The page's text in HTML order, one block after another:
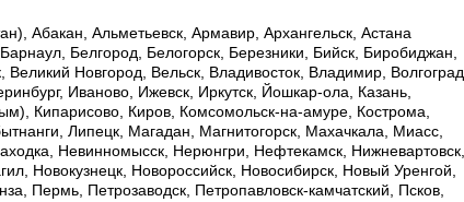
Абакан, Альметьевск, Армавир, Архангельск, Астана
Белгород, Белогорск, Березники, Бийск, Биробиджан,
Новгород, Вельск, Владивосток, Владимир, Волгоград,
Иваново, Ижевск, Иркутск, Йошкар-ола, Казань,
Кипарисово, Киров, Комсомольск-на-амуре, Кострома,
Липецк, Магадан, Магнитогорск, Махачкала, Миасс,
Невинномысск, Нерюнгри, Нефтекамск, Нижневартовск,
Новокузнецк, Новороссийск, Новосибирск, Новый Уренгой,
Пермь, Петрозаводск, Петропавловск-камчатский, Псков,